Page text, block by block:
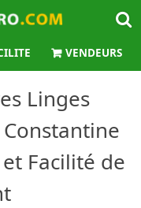
VENDEURS
Linges
Facilité de